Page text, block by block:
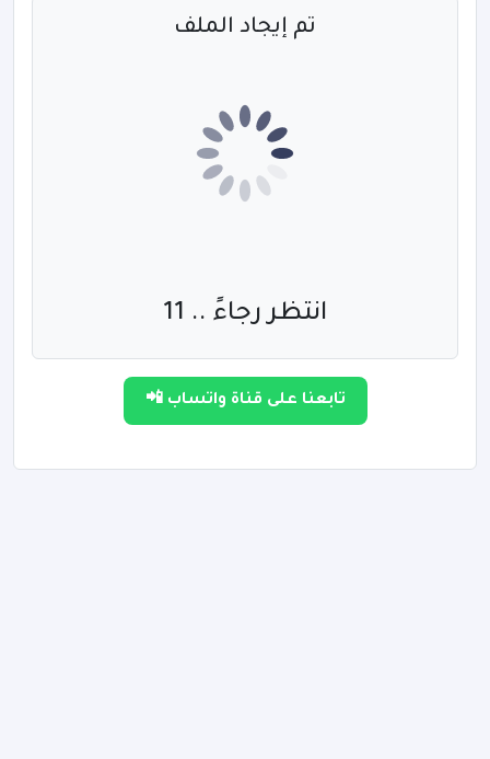
تم إيجاد الملف
انتظر رجاءً .. 10
تابعنا على قناة واتساب 📲